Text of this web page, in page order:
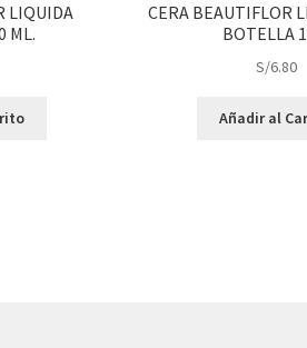
LIQUIDA
ML.
CERA BEAUTIFLOR
BOTELLA 1
S/6.80
Añadir al